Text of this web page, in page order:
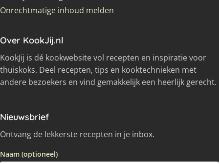
Onrechtmatige inhoud melden
Over KookJij.nl
KookJij is dé kookwebsite vol recepten en inspiratie voor
thuiskoks. Deel recepten, tips en kooktechnieken met
andere bezoekers en vind gemakkelijk een heerlijk gerecht.
Nieuwsbrief
Ontvang de lekkerste recepten in je inbox.
Naam (optioneel)